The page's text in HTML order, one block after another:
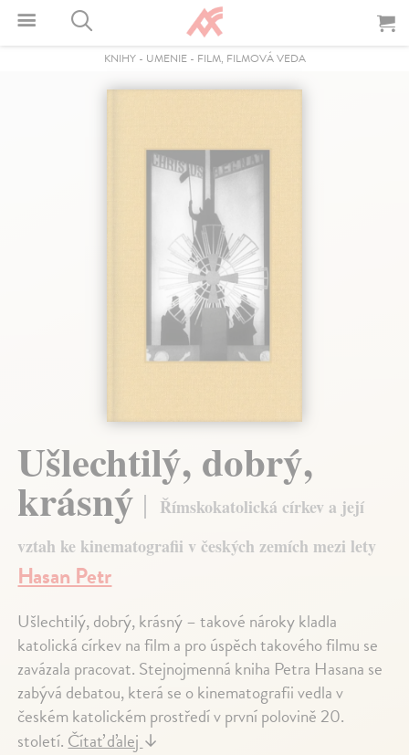
KNIHY- UMENIE- FILM, FILMOVÁ VEDA
Ušlechtilý, dobrý,
krásný
Římskokatolická církev a její
vztah ke kinematografii v českých zemích mezi lety
Hasan Petr
Ušlechtilý, dobrý, krásný – takové nároky kladla
katolická církev na film a pro úspěch takového filmu se
zavázala pracovat. Stejnojmenná kniha Petra Hasana se
zabývá debatou, která se o kinematografii vedla v
českém katolickém prostředí v první polovině 20.
století.Čítať ďalej↓